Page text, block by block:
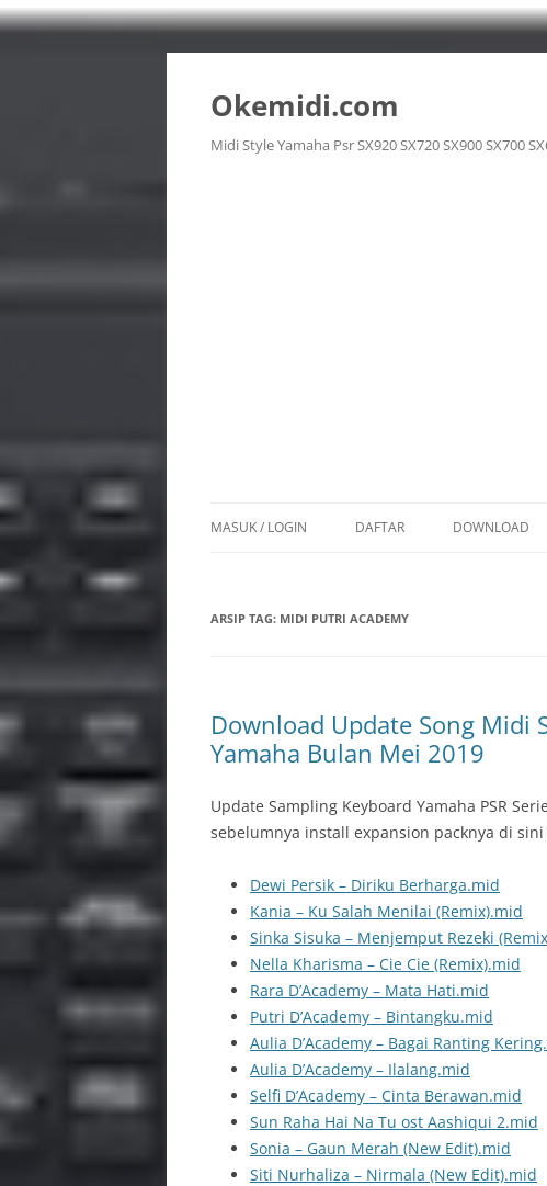
Langsung
Okemidi.com
Midi Style Yamaha Psr SX920 SX720 SX900 SX700
MASUK / LOGIN DAFTAR DOWNLOAD
MULTIPAD
PPF / YEP / SF2
INSTRUMENT
PSR E SERIES
BACKUP
ARSIP TAG: MIDI PUTRI ACADEMY
Download Update Song Midi
Yamaha Bulan Mei 2019
Update Sampling Keyboard Yamaha PSR
sebelumnya install expansion packnya di sini
Dewi Persik – Diriku Berharga.mid
Kania – Ku Salah Menilai (Remix).mid
Sinka Sisuka – Menjemput Rezeki
Nella Kharisma – Cie Cie (Remix).mid
Rara D’Academy – Mata Hati.mid
Putri D’Academy – Bintangku.mid
Aulia D’Academy – Bagai Ranting
Aulia D’Academy – Ilalang.mid
Selfi D’Academy – Cinta Berawan.mid
Sun Raha Hai Na Tu ost Aashiqui 2.mid
Sonia – Gaun Merah (New Edit).mid
Siti Nurhaliza – Nirmala (New Edit).mid